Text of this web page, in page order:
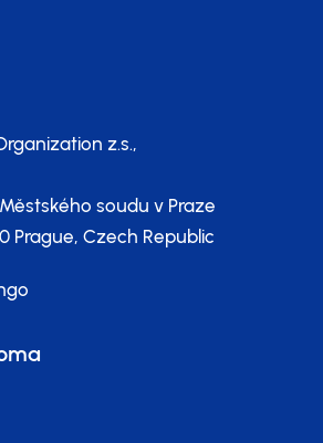
z.s.,
soudu v Praze
Prague, Czech Republic